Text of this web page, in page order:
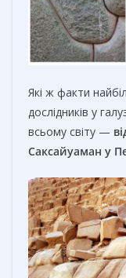
Які ж факти
дослідників у
всьому світу —
Саксайуаман у